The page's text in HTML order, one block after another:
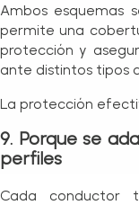
Ambos esquemas
permite una
protección y
ante distintos tipos
La protección
9. Porque se
perfiles
Cada conductor